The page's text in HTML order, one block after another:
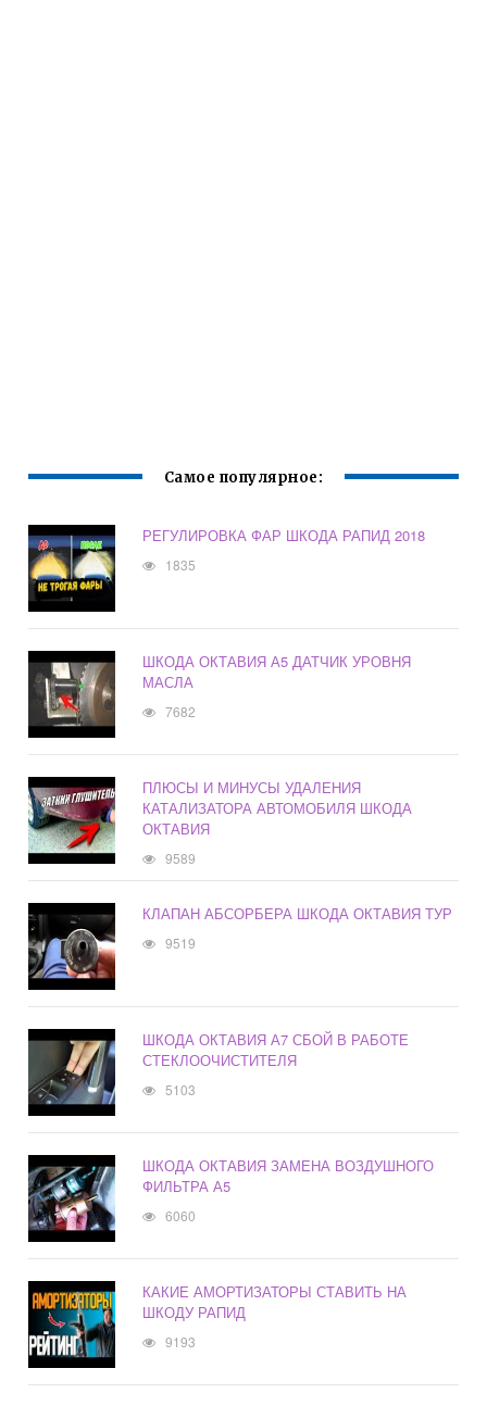
Самое популярное:
РЕГУЛИРОВКА ФАР ШКОДА РАПИД 2018
1835
ШКОДА ОКТАВИЯ А5 ДАТЧИК УРОВНЯ
МАСЛА
7682
ПЛЮСЫ И МИНУСЫ УДАЛЕНИЯ
КАТАЛИЗАТОРА АВТОМОБИЛЯ ШКОДА
ОКТАВИЯ
9589
КЛАПАН АБСОРБЕРА ШКОДА ОКТАВИЯ ТУР
9519
ШКОДА ОКТАВИЯ А7 СБОЙ В РАБОТЕ
СТЕКЛООЧИСТИТЕЛЯ
5103
ШКОДА ОКТАВИЯ ЗАМЕНА ВОЗДУШНОГО
ФИЛЬТРА А5
6060
КАКИЕ АМОРТИЗАТОРЫ СТАВИТЬ НА
ШКОДУ РАПИД
9193